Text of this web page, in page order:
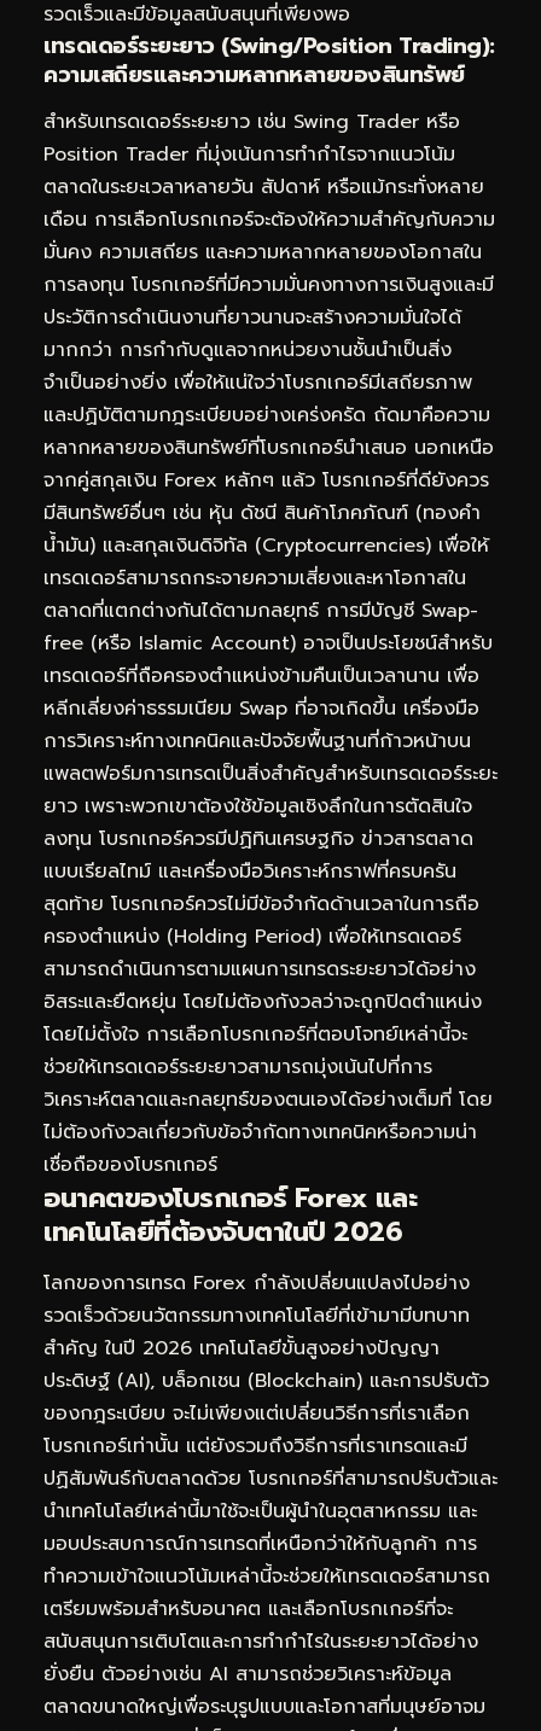
รวดเร็วและมีข้อมูลสนับสนุนที่เพียงพอ
เทรดเดอร์ระยะยาว (Swing/Position Trading):
ความเสถียรและความหลากหลายของสินทรัพย์
สำหรับเทรดเดอร์ระยะยาว เช่น Swing Trader หรือ
Position Trader ที่มุ่งเน้นการทำกำไรจากแนวโน้ม
ตลาดในระยะเวลาหลายวัน สัปดาห์ หรือแม้กระทั่งหลาย
เดือน การเลือกโบรกเกอร์จะต้องให้ความสำคัญกับความ
มั่นคง ความเสถียร และความหลากหลายของโอกาสใน
การลงทุน โบรกเกอร์ที่มีความมั่นคงทางการเงินสูงและมี
ประวัติการดำเนินงานที่ยาวนานจะสร้างความมั่นใจได้
มากกว่า การกำกับดูแลจากหน่วยงานชั้นนำเป็นสิ่ง
จำเป็นอย่างยิ่ง เพื่อให้แน่ใจว่าโบรกเกอร์มีเสถียรภาพ
และปฏิบัติตามกฎระเบียบอย่างเคร่งครัด ถัดมาคือความ
หลากหลายของสินทรัพย์ที่โบรกเกอร์นำเสนอ นอกเหนือ
จากคู่สกุลเงิน Forex หลักๆ แล้ว โบรกเกอร์ที่ดียังควร
มีสินทรัพย์อื่นๆ เช่น หุ้น ดัชนี สินค้าโภคภัณฑ์ (ทองคำ
น้ำมัน) และสกุลเงินดิจิทัล (Cryptocurrencies) เพื่อให้
เทรดเดอร์สามารถกระจายความเสี่ยงและหาโอกาสใน
ตลาดที่แตกต่างกันได้ตามกลยุทธ์ การมีบัญชี Swap-
free (หรือ Islamic Account) อาจเป็นประโยชน์สำหรับ
เทรดเดอร์ที่ถือครองตำแหน่งข้ามคืนเป็นเวลานาน เพื่อ
หลีกเลี่ยงค่าธรรมเนียม Swap ที่อาจเกิดขึ้น เครื่องมือ
การวิเคราะห์ทางเทคนิคและปัจจัยพื้นฐานที่ก้าวหน้าบน
แพลตฟอร์มการเทรดเป็นสิ่งสำคัญสำหรับเทรดเดอร์ระยะ
ยาว เพราะพวกเขาต้องใช้ข้อมูลเชิงลึกในการตัดสินใจ
ลงทุน โบรกเกอร์ควรมีปฏิทินเศรษฐกิจ ข่าวสารตลาด
แบบเรียลไทม์ และเครื่องมือวิเคราะห์กราฟที่ครบครัน
สุดท้าย โบรกเกอร์ควรไม่มีข้อจำกัดด้านเวลาในการถือ
ครองตำแหน่ง (Holding Period) เพื่อให้เทรดเดอร์
สามารถดำเนินการตามแผนการเทรดระยะยาวได้อย่าง
อิสระและยืดหยุ่น โดยไม่ต้องกังวลว่าจะถูกปิดตำแหน่ง
โดยไม่ตั้งใจ การเลือกโบรกเกอร์ที่ตอบโจทย์เหล่านี้จะ
ช่วยให้เทรดเดอร์ระยะยาวสามารถมุ่งเน้นไปที่การ
วิเคราะห์ตลาดและกลยุทธ์ของตนเองได้อย่างเต็มที่ โดย
ไม่ต้องกังวลเกี่ยวกับข้อจำกัดทางเทคนิคหรือความน่า
เชื่อถือของโบรกเกอร์
อนาคตของโบรกเกอร์ Forex และ
เทคโนโลยีที่ต้องจับตาในปี 2026
โลกของการเทรด Forex กำลังเปลี่ยนแปลงไปอย่าง
รวดเร็วด้วยนวัตกรรมทางเทคโนโลยีที่เข้ามามีบทบาท
สำคัญ ในปี 2026 เทคโนโลยีขั้นสูงอย่างปัญญา
ประดิษฐ์ (AI), บล็อกเชน (Blockchain) และการปรับตัว
ของกฎระเบียบ จะไม่เพียงแต่เปลี่ยนวิธีการที่เราเลือก
โบรกเกอร์เท่านั้น แต่ยังรวมถึงวิธีการที่เราเทรดและมี
ปฏิสัมพันธ์กับตลาดด้วย โบรกเกอร์ที่สามารถปรับตัวและ
นำเทคโนโลยีเหล่านี้มาใช้จะเป็นผู้นำในอุตสาหกรรม และ
มอบประสบการณ์การเทรดที่เหนือกว่าให้กับลูกค้า การ
ทำความเข้าใจแนวโน้มเหล่านี้จะช่วยให้เทรดเดอร์สามารถ
เตรียมพร้อมสำหรับอนาคต และเลือกโบรกเกอร์ที่จะ
สนับสนุนการเติบโตและการทำกำไรในระยะยาวได้อย่าง
ยั่งยืน ตัวอย่างเช่น AI สามารถช่วยวิเคราะห์ข้อมูล
ตลาดขนาดใหญ่เพื่อระบุรูปแบบและโอกาสที่มนุษย์อาจม